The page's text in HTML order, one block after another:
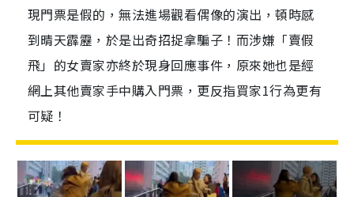
現門票是假的，無法進場觀看偶像的演出，頓時感
到晴天霹靂，於是出奇招捉拿騙子！而涉嫌「賣假
飛」的女賣家亦終於現身回應事件，原來她也是經
網上其他賣家手中購入門票，更反指買家1行為更有
可疑！